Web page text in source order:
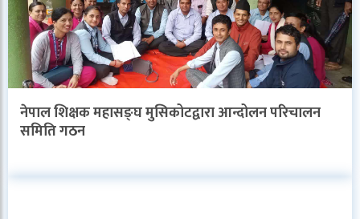
नेपाल शिक्षक महासङ्घ मुसिकोटद्वारा आन्दोलन परिचालन
समिति गठन